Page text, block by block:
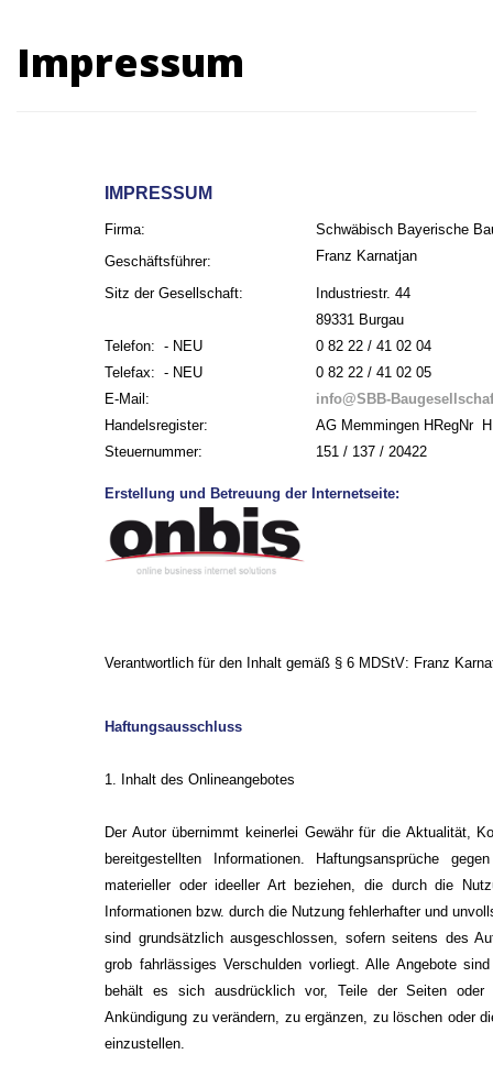
Impressum
IMPRESSUM
Firma:
Schwäbisch Bayerische
Geschäftsführer:
Franz Karnatjan
Sitz der Gesellschaft:
Industriestr. 44
89331 Burgau
Telefon: - NEU
0 82 22 / 41 02 04
Telefax: - NEU
0 82 22 / 41 02 05
E-Mail:
info@SBB-
Handelsregister:
AG Memmingen HRegNr
Steuernummer:
151 / 137 / 20422
Erstellung und Betreuung der Internetseite:
Verantwortlich für den Inhalt gemäß § 6 MDStV: Franz
Haftungsausschluss
1. Inhalt des Onlineangebotes
Der Autor übernimmt keinerlei Gewähr für die Aktualität,
bereitgestellten Informationen. Haftungsansprüche
materieller oder ideeller Art beziehen, die durch die
Informationen bzw. durch die Nutzung fehlerhafter und
sind grundsätzlich ausgeschlossen, sofern seitens des
grob fahrlässiges Verschulden vorliegt. Alle Angebote
behält es sich ausdrücklich vor, Teile der Seiten oder
Ankündigung zu verändern, zu ergänzen, zu löschen oder
einzustellen.